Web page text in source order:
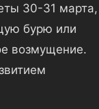
30-31 марта,
бурю или
возмущение.